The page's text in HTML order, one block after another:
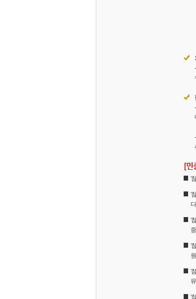
[민
'
'
다
'
'
'
'